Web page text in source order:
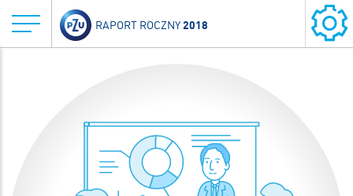
RAPORT ROCZNY2018